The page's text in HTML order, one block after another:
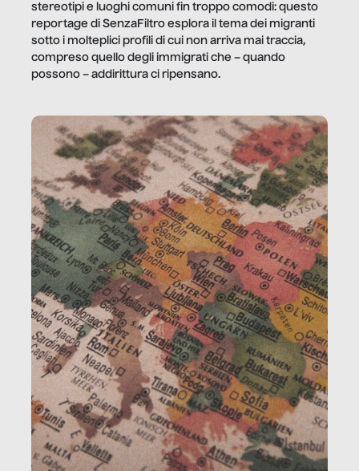
stereotipi e luoghi comuni fin troppo comodi: questo
reportage di SenzaFiltro esplora il tema dei migranti
sotto i molteplici profili di cui non arriva mai traccia,
compreso quello degli immigrati che – quando
possono – addirittura ci ripensano.